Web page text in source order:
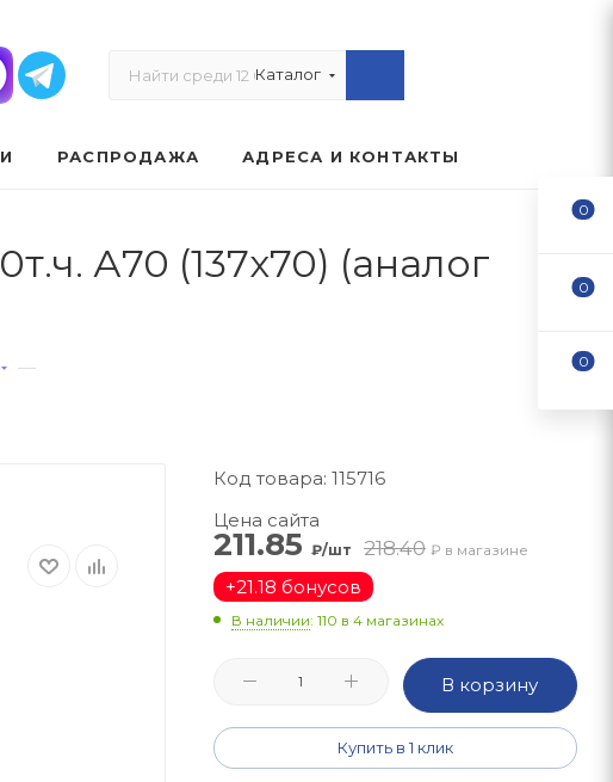
Каталог
РАСПРОДАЖА АДРЕСА И КОНТАКТЫ
А70 (137х70) (аналог
—
Код товара: 115716
Цена сайта
211.85 ₽/шт 218.40 ₽ в магазине
+21.18 бонусов
В наличии: 110 в 4 магазинах
В корзину
Купить в 1 клик
0
0
0